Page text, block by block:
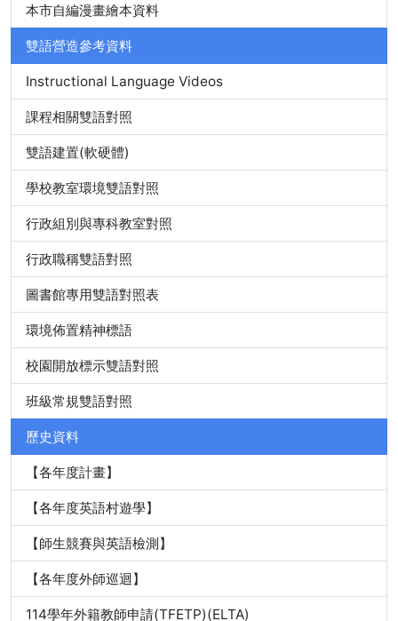
本市自編漫畫繪本資料
雙語營造參考資料
Instructional Language Videos
課程相關雙語對照
雙語建置(軟硬體)
學校教室環境雙語對照
行政組別與專科教室對照
行政職稱雙語對照
圖書館專用雙語對照表
環境佈置精神標語
校園開放標示雙語對照
班級常規雙語對照
歷史資料
【各年度計畫】
【各年度英語村遊學】
【師生競賽與英語檢測】
【各年度外師巡迴】
114學年外籍教師申請(TFETP)(ELTA)